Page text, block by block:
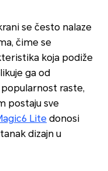
se često nalaze
čime se
koja podiže
ga od
popularnost raste,
postaju sve
Lite donosi
dizajn u